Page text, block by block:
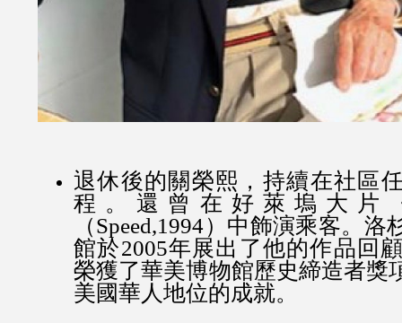
退休後的關榮熙，持續在社區
程。還曾在好萊塢大片
（Speed,1994）中飾演乘客。
館於2005年展出了他的作品回
榮獲了華美博物館歷史締造者獎
美國華人地位的成就。